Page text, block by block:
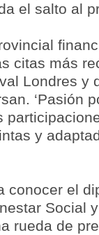
el salto al
citas más
Londres y
‘Pasión
y
conocer el
Social
rueda de